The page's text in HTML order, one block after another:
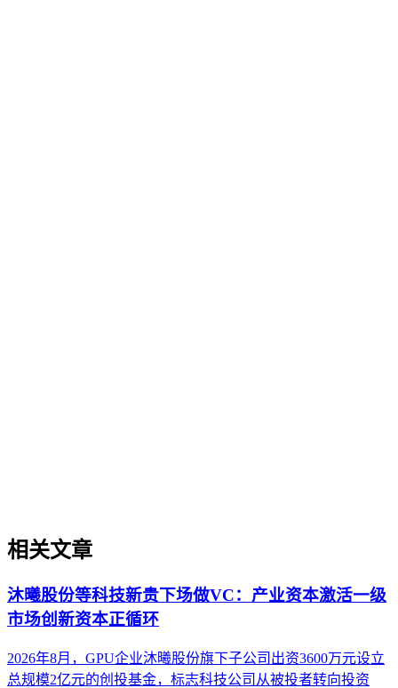
相关文章
沐曦股份等科技新贵下场做VC：产业资本激活一级
市场创新资本正循环
2026年8月，GPU企业沐曦股份旗下子公司出资3600万元设立
总规模2亿元的创投基金，标志科技公司从被投者转向投资